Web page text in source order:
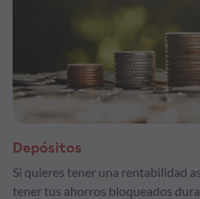
Depósitos
Si quieres tener una rentabilidad
tener tus ahorros bloqueados